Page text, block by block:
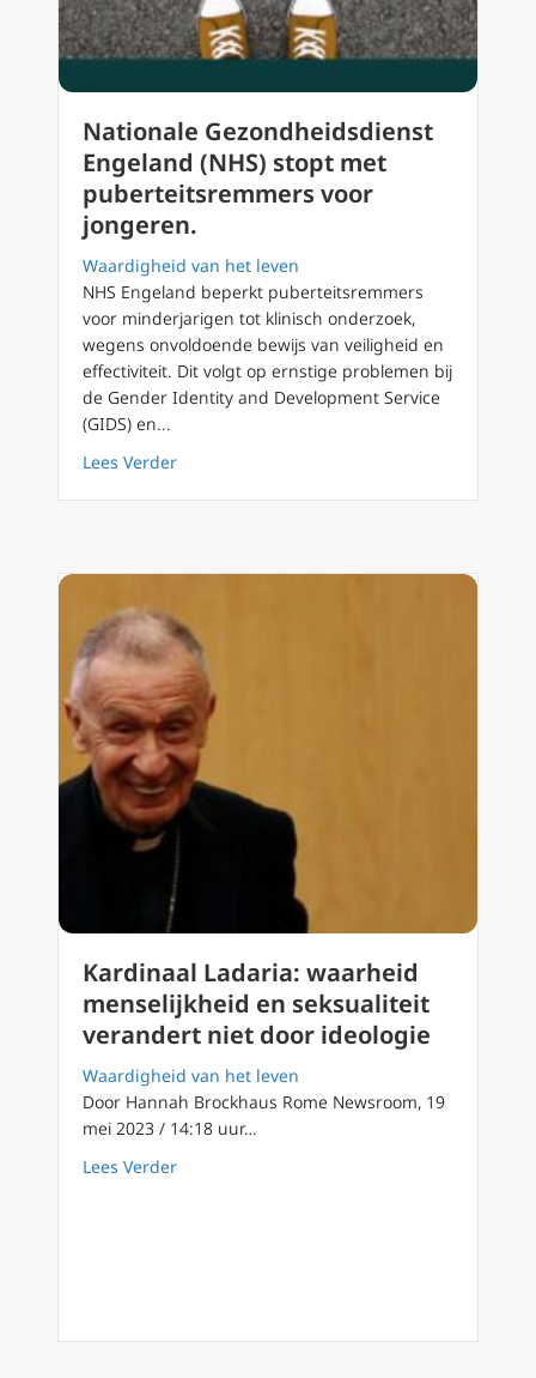
Nationale Gezondheidsdienst
Engeland (NHS) stopt met
puberteitsremmers voor
jongeren.
Waardigheid van het leven
NHS Engeland beperkt puberteitsremmers
voor minderjarigen tot klinisch onderzoek,
wegens onvoldoende bewijs van veiligheid en
effectiviteit. Dit volgt op ernstige problemen bij
de Gender Identity and Development Service
(GIDS) en...
Lees Verderabout Nationale Gezondheidsdienst
Kardinaal Ladaria: waarheid
menselijkheid en seksualiteit
verandert niet door ideologie
Waardigheid van het leven
Door Hannah Brockhaus Rome Newsroom, 19
mei 2023 / 14:18 uur…
Lees Verderabout Kardinaal Ladaria: waarheid